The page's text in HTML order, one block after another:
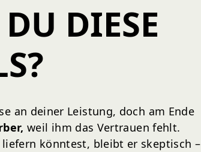
DIESE
an deiner Leistung, doch am Ende
weil ihm das Vertrauen fehlt.
könntest, bleibt er skeptisch –